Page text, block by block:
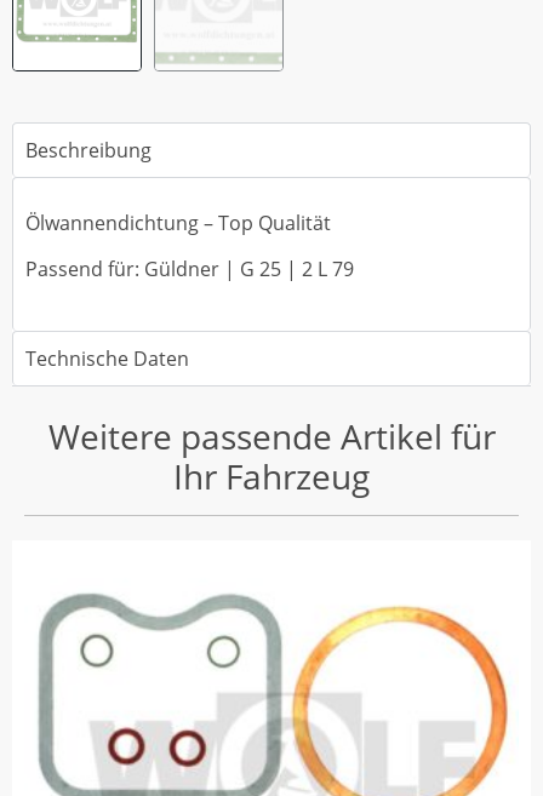
Beschreibung
Ölwannendichtung – Top Qualität
Passend für: Güldner | G 25 | 2 L 79
Technische Daten
Weitere passende Artikel für
Ihr Fahrzeug